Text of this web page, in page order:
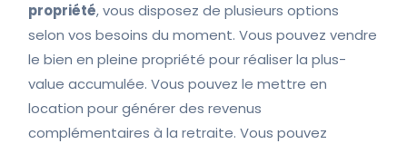
propriété, vous disposez de plusieurs options
selon vos besoins du moment. Vous pouvez vendre
le bien en pleine propriété pour réaliser la plus-
value accumulée. Vous pouvez le mettre en
location pour générer des revenus
complémentaires à la retraite. Vous pouvez